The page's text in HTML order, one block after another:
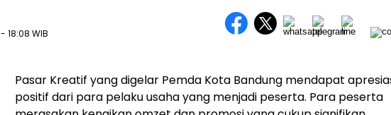
- 18:08 WIB
Pasar Kreatif yang digelar Pemda Kota Bandung mendapat
positif dari para pelaku usaha yang menjadi peserta. Para peserta